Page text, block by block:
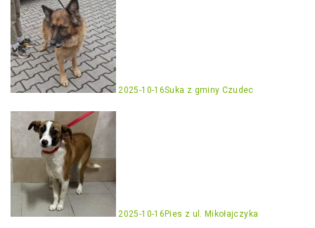
2025-10-16Suka z gminy Czudec
2025-10-16 Pies z ul. Mikołajczyka